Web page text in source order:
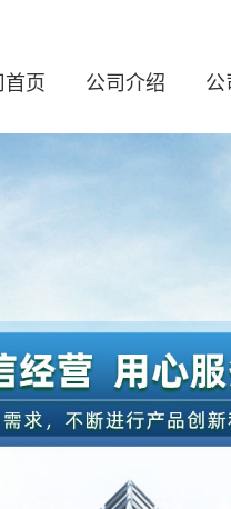
首页 公司介绍 公